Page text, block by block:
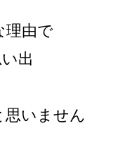
理由で
出
思いません